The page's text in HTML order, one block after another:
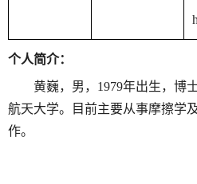
个人简介：
黄巍，男， 1979年出生，博士
航天大学。目前主要从事摩擦学
作。